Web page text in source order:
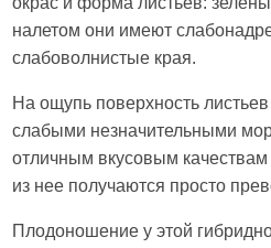
налетом они имеют
слабоволнистые края.
На ощупь поверхность
слабыми незначительными
отличным вкусовым
из нее получаются просто
Плодоношение у этой